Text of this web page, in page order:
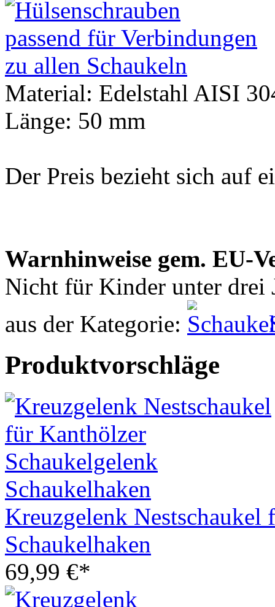
Material: Edelstahl AISI
Länge: 50 mm
Der Preis bezieht sich auf
Warnhinweise gem. EU-
Nicht für Kinder unter drei
aus der Kategorie:
Produktvorschläge
Kreuzgelenk
Schaukelhaken
69,99 €*